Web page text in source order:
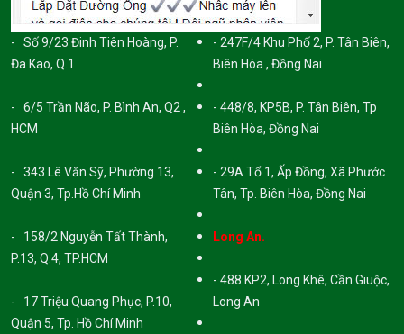
- Số 9/23 Đinh Tiên Hoàng, P.
Đa Kao, Q.1
- 6/5 Trần Não, P. Bình An, Q2 ,
HCM
- 343 Lê Văn Sỹ, Phường 13,
Quận 3, Tp.Hồ Chí Minh
- 158/2 Nguyễn Tất Thành,
P.13, Q.4, TP.HCM
- 17 Triệu Quang Phục, P.10,
Quận 5, Tp. Hồ Chí Minh
- 247F/4 Khu Phố 2, P. Tân Biên,
Biên Hòa , Đồng Nai
- 448/8, KP5B, P. Tân Biên, Tp
Biên Hòa, Đồng Nai
- 29A Tổ 1, Ấp Đồng, Xã Phước
Tân, Tp. Biên Hòa, Đồng Nai
Long An.
- 488 KP2, Long Khê, Cần Giuộc,
Long An